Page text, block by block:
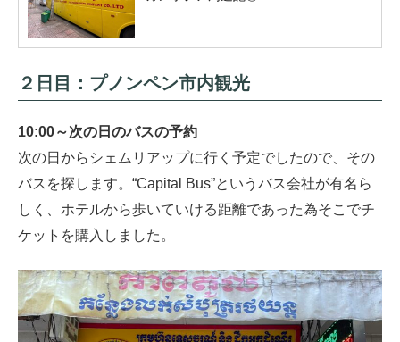
２日目：プノンペン市内観光
10:00～次の日のバスの予約
次の日からシェムリアップに行く予定でしたので、その
バスを探します。“Capital Bus”というバス会社が有名ら
しく、ホテルから歩いていける距離であった為そこでチ
ケットを購入しました。